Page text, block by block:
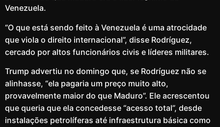
Venezuela.
“O que está sendo feito à Venezuela é uma atrocidade
que viola o direito internacional”, disse Rodríguez,
cercado por altos funcionários civis e líderes militares.
Trump advertiu no domingo que, se Rodríguez não se
alinhasse, “ela pagaria um preço muito alto,
provavelmente maior do que Maduro”. Ele acrescentou
que queria que ela concedesse “acesso total”, desde
instalações petrolíferas até infraestrutura básica como